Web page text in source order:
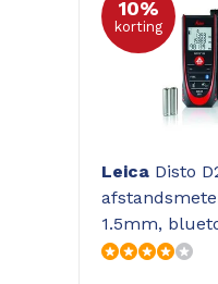
10%
korting
Leica Disto
1.5mm,